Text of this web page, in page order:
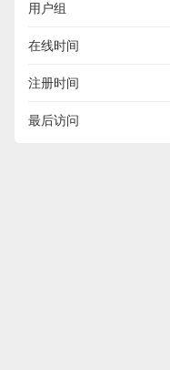
用户组
在线时间
注册时间
最后访问